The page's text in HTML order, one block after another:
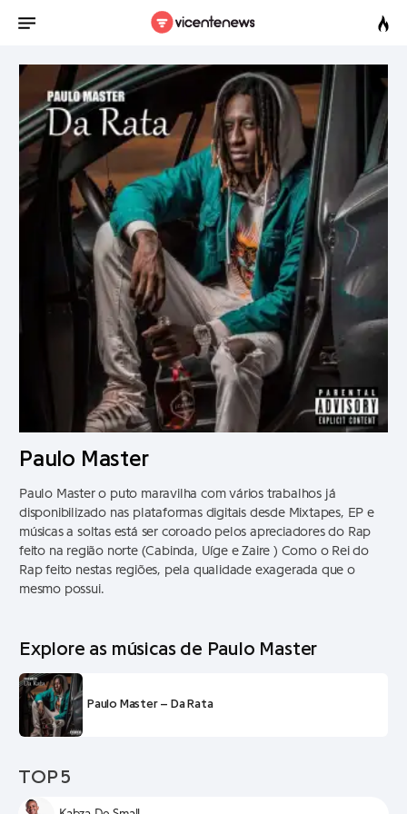
Paulo Master
Paulo Master o puto maravilha com vários trabalhos já
disponibilizado nas plataformas digitais desde Mixtapes, EP e
músicas a soltas está ser coroado pelos apreciadores do Rap
feito na região norte (Cabinda, Uíge e Zaire ) Como o Rei do
Rap feito nestas regiões, pela qualidade exagerada que o
mesmo possui.
Explore as músicas de Paulo Master
Paulo Master – Da Rata
TOP 5